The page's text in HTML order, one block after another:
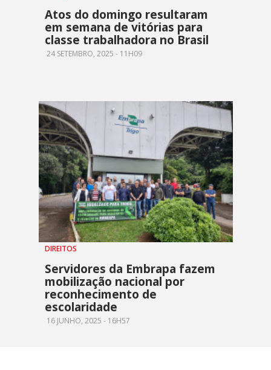
Atos do domingo resultaram
em semana de vitórias para
classe trabalhadora no Brasil
24 SETEMBRO, 2025 - 11H09
DIREITOS
Servidores da Embrapa fazem
mobilização nacional por
reconhecimento de
escolaridade
16 JUNHO, 2025 - 16H57